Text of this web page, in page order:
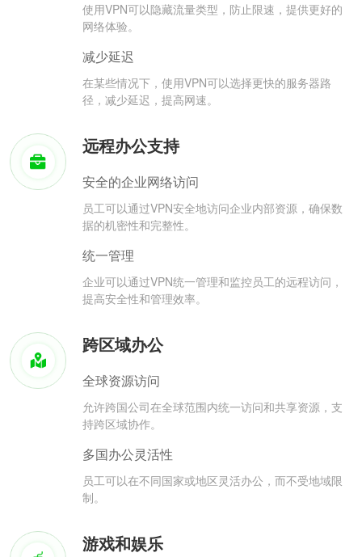
使用VPN可以隐藏流量类型，防止限速，提供更好的
网络体验。
减少延迟
在某些情况下，使用VPN可以选择更快的服务器路
径，减少延迟，提高网速。
远程办公支持
安全的企业网络访问
员工可以通过VPN安全地访问企业内部资源，确保数
据的机密性和完整性。
统一管理
企业可以通过VPN统一管理和监控员工的远程访问，
提高安全性和管理效率。
跨区域办公
全球资源访问
允许跨国公司在全球范围内统一访问和共享资源，支
持跨区域协作。
多国办公灵活性
员工可以在不同国家或地区灵活办公，而不受地域限
制。
游戏和娱乐